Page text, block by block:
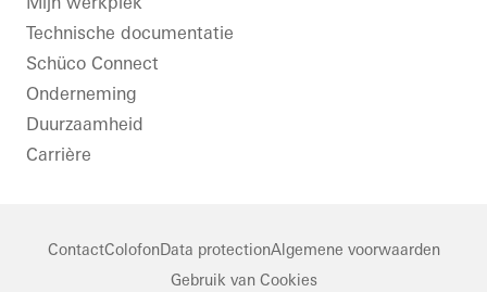
Ramen
Deuren
Gevels
FACID
Ventilatie
Gebouwautomatisering
Technische documentatie
Schüco Connect
Onderneming
Duurzaamheid
Carrière
ContactColofonData protectionAlgemene voorwaarden
Gebruik van Cookies